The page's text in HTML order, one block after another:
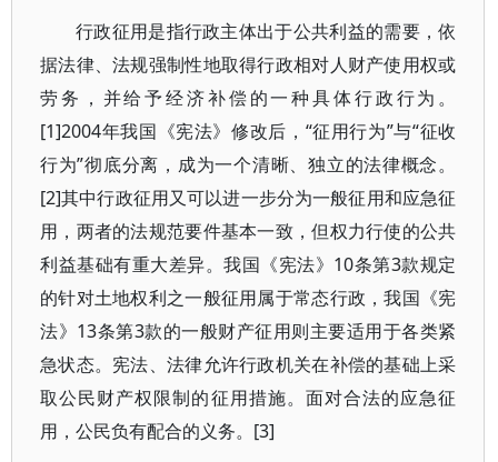
行政征用是指行政主体出于公共利益的需要，依
据法律、法规强制性地取得行政相对人财产使用权或
劳务，并给予经济补偿的一种具体行政行为。
[1]2004年我国《宪法》修改后，“征用行为”与“征收
行为”彻底分离，成为一个清晰、独立的法律概念。
[2]其中行政征用又可以进一步分为一般征用和应急征
用，两者的法规范要件基本一致，但权力行使的公共
利益基础有重大差异。我国《宪法》10条第3款规定
的针对土地权利之一般征用属于常态行政，我国《宪
法》13条第3款的一般财产征用则主要适用于各类紧
急状态。宪法、法律允许行政机关在补偿的基础上采
取公民财产权限制的征用措施。面对合法的应急征
用，公民负有配合的义务。[3]